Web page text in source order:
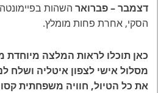
דצמבר – פברואר השהות
הסקי, אחרת פחות מומלץ.
כאן תוכלו לראות המלצה מיוחדת
מסלול אישי לצפון איטליה ושלח
את כל הטיול, חוויה משפחתית